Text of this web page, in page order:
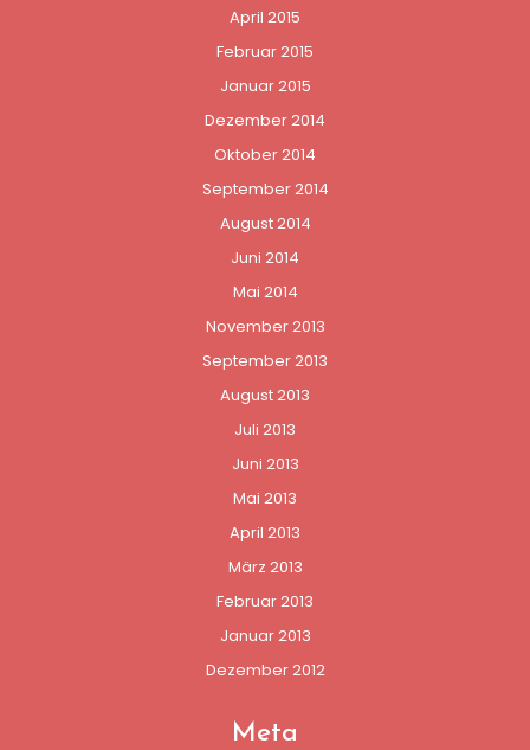
April 2015
Februar 2015
Januar 2015
Dezember 2014
Oktober 2014
September 2014
August 2014
Juni 2014
Mai 2014
November 2013
September 2013
August 2013
Juli 2013
Juni 2013
Mai 2013
April 2013
März 2013
Februar 2013
Januar 2013
Dezember 2012
Meta